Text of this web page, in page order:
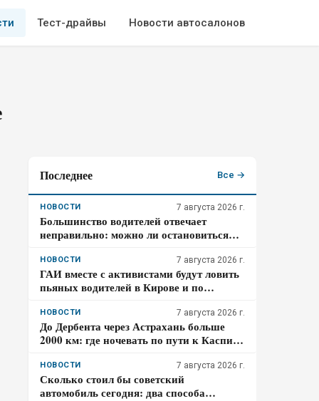
Тест-драйвы Новости автосалонов
Последнее Все →
НОВОСТИ 7 августа 2026 г.
Большинство водителей отвечает
неправильно: можно ли остановиться
оставляют 5 метров
НОВОСТИ 7 августа 2026 г.
ГАИ вместе с активистами будут ловить
пьяных водителей в Кирове и по
НОВОСТИ 7 августа 2026 г.
До Дербента через Астрахань больше
2000 км: где ночевать по пути к Каспию
засветло
НОВОСТИ 7 августа 2026 г.
Сколько стоил бы советский
автомобиль сегодня: два способа